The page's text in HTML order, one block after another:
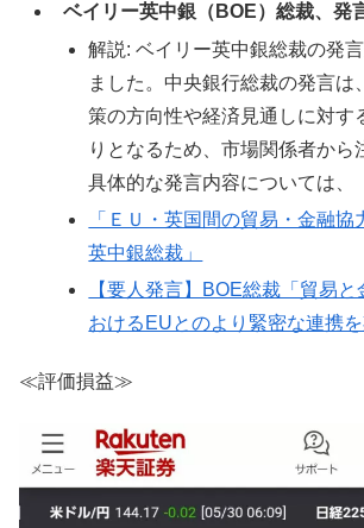
ベイリー英中銀（BOE）総裁、発
解説: ベイリー英中銀総裁の発
ました。中央銀行総裁の発言は
策の方向性や経済見通しに対す
りとなるため、市場関係者から
具体的な発言内容については、
「ＥＵ・英国間の貿易・金融協
英中銀総裁」
【要人発言】BOE総裁「貿易
おけるEUとのより緊密な連携を
≪評価損益≫